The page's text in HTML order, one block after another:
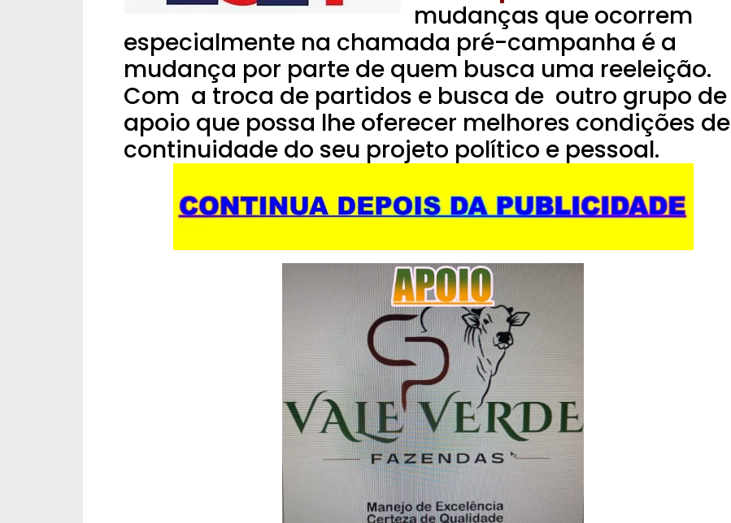
mudanças que ocorrem
especialmente na chamada pré-campanha é a
mudança por parte de quem busca uma reeleição.
Com a troca de partidos e busca de outro grupo de
apoio que possa lhe oferecer melhores condições de
continuidade do seu projeto político e pessoal.